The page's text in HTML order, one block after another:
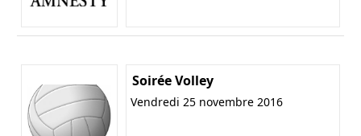
Soirée Volley
Vendredi 25 novembre 2016